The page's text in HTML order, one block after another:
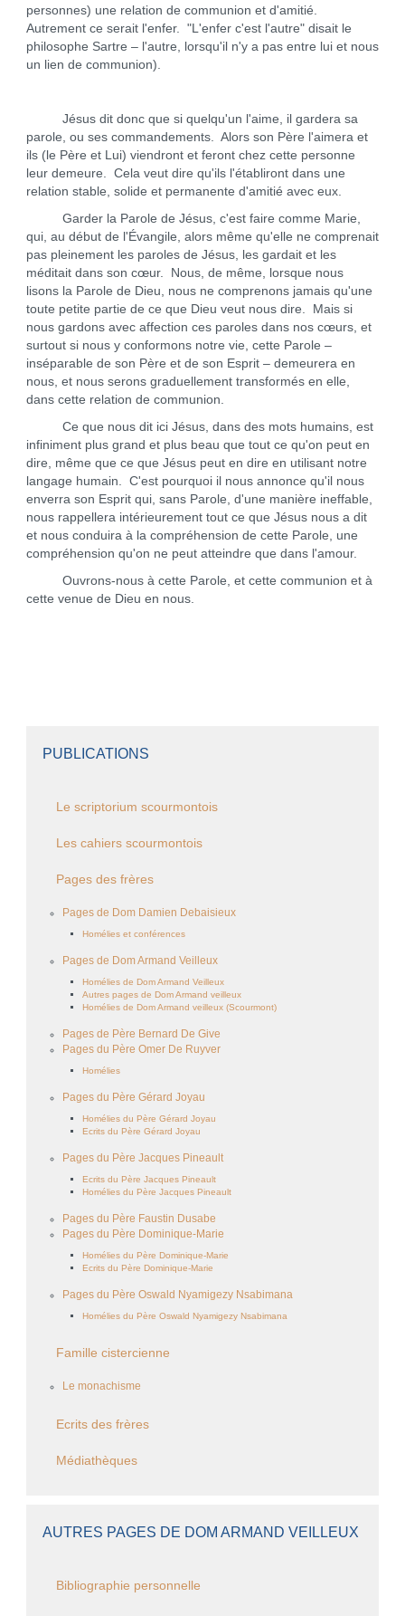
personnes) une relation de communion et d'amitié.
Autrement ce serait l'enfer. "L'enfer c'est l'autre" disait le
philosophe Sartre – l'autre, lorsqu'il n'y a pas entre lui et nous
un lien de communion).
Jésus dit donc que si quelqu'un l'aime, il gardera sa
parole, ou ses commandements. Alors son Père l'aimera et
ils (le Père et Lui) viendront et feront chez cette personne
leur demeure. Cela veut dire qu'ils l'établiront dans une
relation stable, solide et permanente d'amitié avec eux.
Garder la Parole de Jésus, c'est faire comme Marie,
qui, au début de l'Évangile, alors même qu'elle ne comprenait
pas pleinement les paroles de Jésus, les gardait et les
méditait dans son cœur. Nous, de même, lorsque nous
lisons la Parole de Dieu, nous ne comprenons jamais qu'une
toute petite partie de ce que Dieu veut nous dire. Mais si
nous gardons avec affection ces paroles dans nos cœurs, et
surtout si nous y conformons notre vie, cette Parole –
inséparable de son Père et de son Esprit – demeurera en
nous, et nous serons graduellement transformés en elle,
dans cette relation de communion.
Ce que nous dit ici Jésus, dans des mots humains, est
infiniment plus grand et plus beau que tout ce qu'on peut en
dire, même que ce que Jésus peut en dire en utilisant notre
langage humain. C'est pourquoi il nous annonce qu'il nous
enverra son Esprit qui, sans Parole, d'une manière ineffable,
nous rappellera intérieurement tout ce que Jésus nous a dit
et nous conduira à la compréhension de cette Parole, une
compréhension qu'on ne peut atteindre que dans l'amour.
Ouvrons-nous à cette Parole, et cette communion et à
cette venue de Dieu en nous.
PUBLICATIONS
Le scriptorium scourmontois
Les cahiers scourmontois
Pages des frères
Pages de Dom Damien Debaisieux
Homélies et conférences
Pages de Dom Armand Veilleux
Homélies de Dom Armand Veilleux
Autres pages de Dom Armand veilleux
Homélies de Dom Armand veilleux (Scourmont)
Pages de Père Bernard De Give
Pages du Père Omer De Ruyver
Homélies
Pages du Père Gérard Joyau
Homélies du Père Gérard Joyau
Ecrits du Père Gérard Joyau
Pages du Père Jacques Pineault
Ecrits du Père Jacques Pineault
Homélies du Père Jacques Pineault
Pages du Père Faustin Dusabe
Pages du Père Dominique-Marie
Homélies du Père Dominique-Marie
Ecrits du Père Dominique-Marie
Pages du Père Oswald Nyamigezy Nsabimana
Homélies du Père Oswald Nyamigezy Nsabimana
Famille cistercienne
Le monachisme
Ecrits des frères
Médiathèques
AUTRES PAGES DE DOM ARMAND VEILLEUX
Bibliographie personnelle